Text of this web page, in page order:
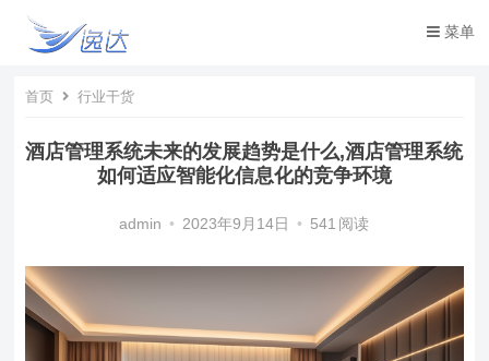
菜单
首页 行业干货
酒店管理系统未来的发展趋势是什么,酒店管理系统
如何适应智能化信息化的竞争环境
admin • 2023年9月14日 • 541 阅读